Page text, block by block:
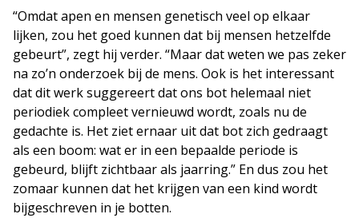
“Omdat apen en mensen genetisch veel op elkaar
lijken, zou het goed kunnen dat bij mensen hetzelfde
gebeurt”, zegt hij verder. “Maar dat weten we pas zeker
na zo’n onderzoek bij de mens. Ook is het interessant
dat dit werk suggereert dat ons bot helemaal niet
periodiek compleet vernieuwd wordt, zoals nu de
gedachte is. Het ziet ernaar uit dat bot zich gedraagt
als een boom: wat er in een bepaalde periode is
gebeurd, blijft zichtbaar als jaarring.” En dus zou het
zomaar kunnen dat het krijgen van een kind wordt
bijgeschreven in je botten.